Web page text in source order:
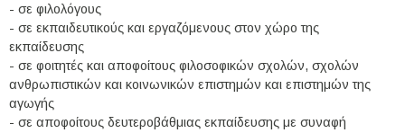
- σε φιλολόγους
- σε εκπαιδευτικούς και εργαζόμενους στον χώρο της
εκπαίδευσης
- σε φοιτητές και αποφοίτους φιλοσοφικών σχολών, σχολών
ανθρωπιστικών και κοινωνικών επιστημών και επιστημών της
αγωγής
- σε αποφοίτους δευτεροβάθμιας εκπαίδευσης με συναφή